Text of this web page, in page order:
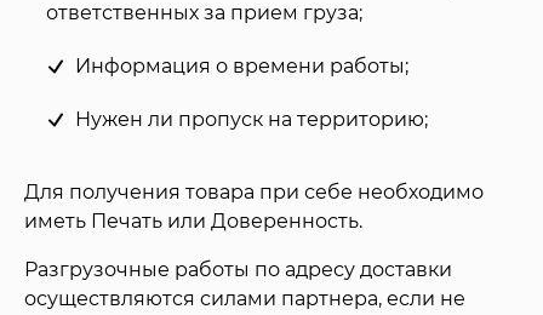
ответственных за прием груза;
Информация о времени работы;
Нужен ли пропуск на территорию;
Для получения товара при себе необходимо
иметь Печать или Доверенность.
Разгрузочные работы по адресу доставки
осуществляются силами партнера, если не